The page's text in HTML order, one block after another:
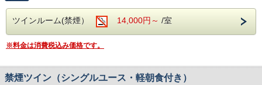
願いします。
※駐車場のご予約は出来ません。
●満室の場合でも空きがある場合もございます。お電
話にて確認ください。
●キャンセルにつきましては、ご宿泊開始日を起算と
し以下の通り申し受けます。
ツインルーム(禁煙） 14,000円～ /室
※料金は消費税込み価格です。
禁煙ツイン（シングルユース・軽朝食付き）